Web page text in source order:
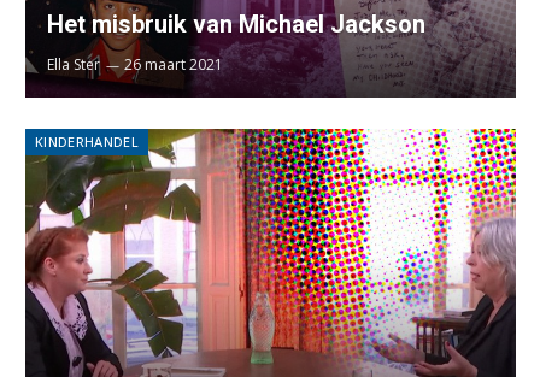
Het misbruik van Michael Jackson
Ella Ster 26 maart 2021
KINDERHANDEL